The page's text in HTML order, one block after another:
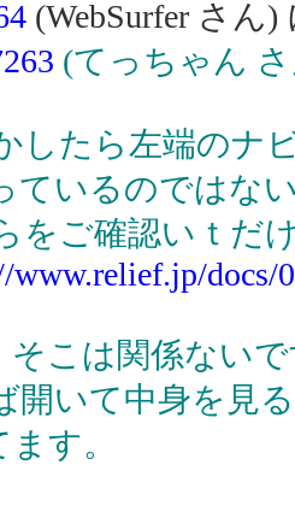
(WebSurfer さん)
(てっちゃん
したら左端のナ
ているのではな
をご確認いｔだ
www.relief.jp/docs/
そこは関係ないで
開いて中身を見
す。